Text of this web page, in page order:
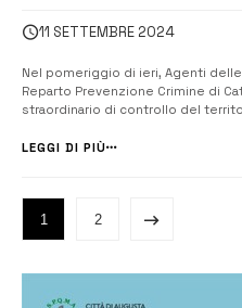
11 SETTEMBRE 2024
Nel pomeriggio di ieri, Agenti
Reparto Prevenzione Crimine di
straordinario di controllo del
Nel corso dei servizi sono stati
LEGGI DI PIÙ
1 2